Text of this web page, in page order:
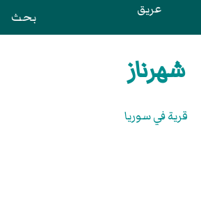
عريق بحث
شهرناز
قرية في سوريا